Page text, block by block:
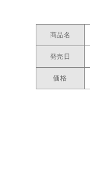
商品名
発売日
価格